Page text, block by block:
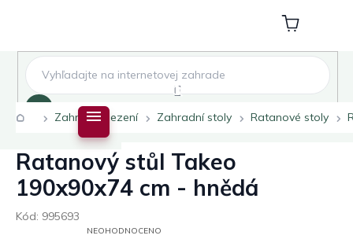
Nákupní
košík
DomůZahradní sezení Zahradní stoly Ratanové stoly
Ratanový stůl Takeo
190x90x74 cm - hnědá
Kód: 995693
PRŮMĚRNÉNEOHODNOCENO